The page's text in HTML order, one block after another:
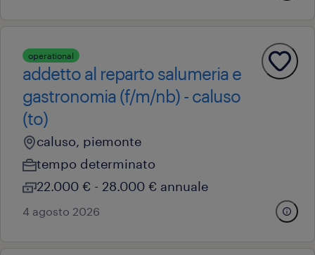
operational
addetto al reparto salumeria e
gastronomia (f/m/nb) - caluso
(to)
caluso, piemonte
tempo determinato
22.000 € - 28.000 € annuale
4 agosto 2026